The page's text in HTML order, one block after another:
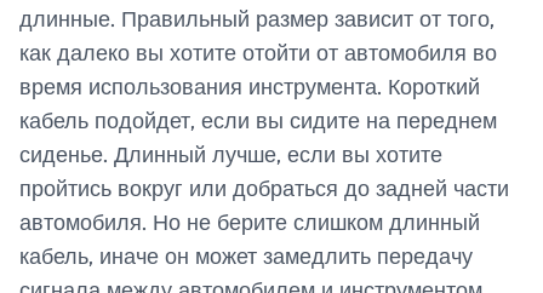
длинные. Правильный размер зависит от того,
как далеко вы хотите отойти от автомобиля во
время использования инструмента. Короткий
кабель подойдет, если вы сидите на переднем
сиденье. Длинный лучше, если вы хотите
пройтись вокруг или добраться до задней части
автомобиля. Но не берите слишком длинный
кабель, иначе он может замедлить передачу